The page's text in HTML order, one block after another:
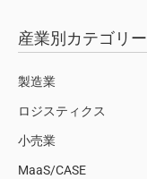
産業別カテゴリー
製造業
ロジスティクス
小売業
MaaS/CASE